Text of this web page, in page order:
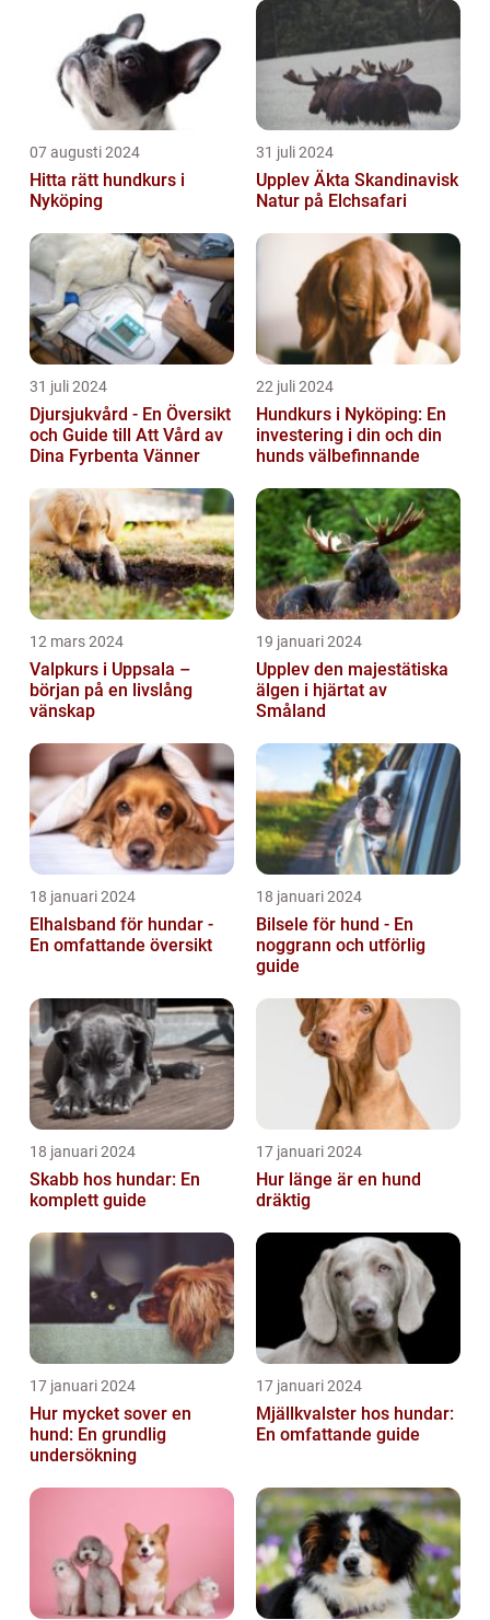
07 augusti 2024
Hitta rätt hundkurs i
Nyköping
31 juli 2024
Upplev Äkta Skandinavisk
Natur på Elchsafari
31 juli 2024
Djursjukvård - En Översikt
och Guide till Att Vård av
Dina Fyrbenta Vänner
22 juli 2024
Hundkurs i Nyköping: En
investering i din och din
hunds välbefinnande
12 mars 2024
Valpkurs i Uppsala –
början på en livslång
vänskap
19 januari 2024
Upplev den majestätiska
älgen i hjärtat av
Småland
18 januari 2024
Elhalsband för hundar -
En omfattande översikt
18 januari 2024
Bilsele för hund - En
noggrann och utförlig
guide
18 januari 2024
Skabb hos hundar: En
komplett guide
17 januari 2024
Hur länge är en hund
dräktig
17 januari 2024
Hur mycket sover en
hund: En grundlig
undersökning
17 januari 2024
Mjällkvalster hos hundar:
En omfattande guide